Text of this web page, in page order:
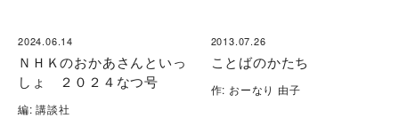
2024.06.14
ＮＨＫのおかあさんといっ
しょ ２０２４なつ号
編: 講談社
2013.07.26
ことばのかたち
作: おーなり 由子